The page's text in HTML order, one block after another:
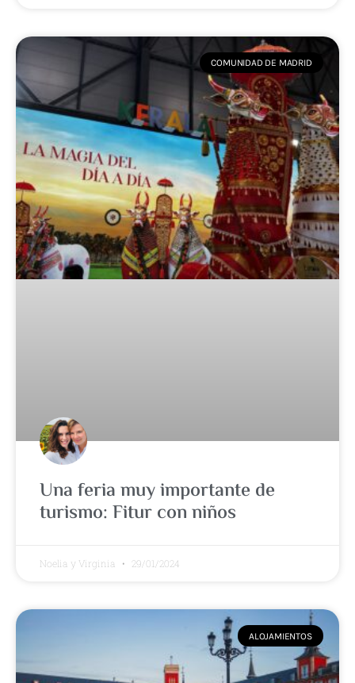
COMUNIDAD DE MADRID
Una feria muy importante de
turismo: Fitur con niños
Noelia y Virginia 29/01/2024
ALOJAMIENTOS